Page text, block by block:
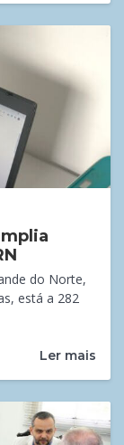
do Norte,
está a 282
Ler mais